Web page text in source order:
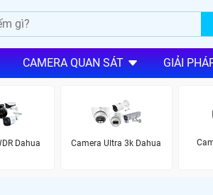
CAMERA QUAN SÁT GIẢI
Dahua Camera Ultra 3k Dahua